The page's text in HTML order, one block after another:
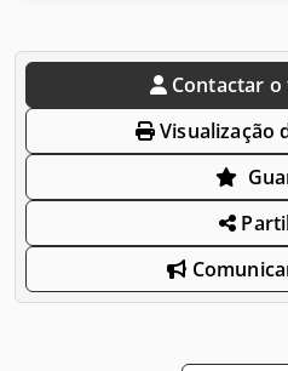
Contactar
Visualização